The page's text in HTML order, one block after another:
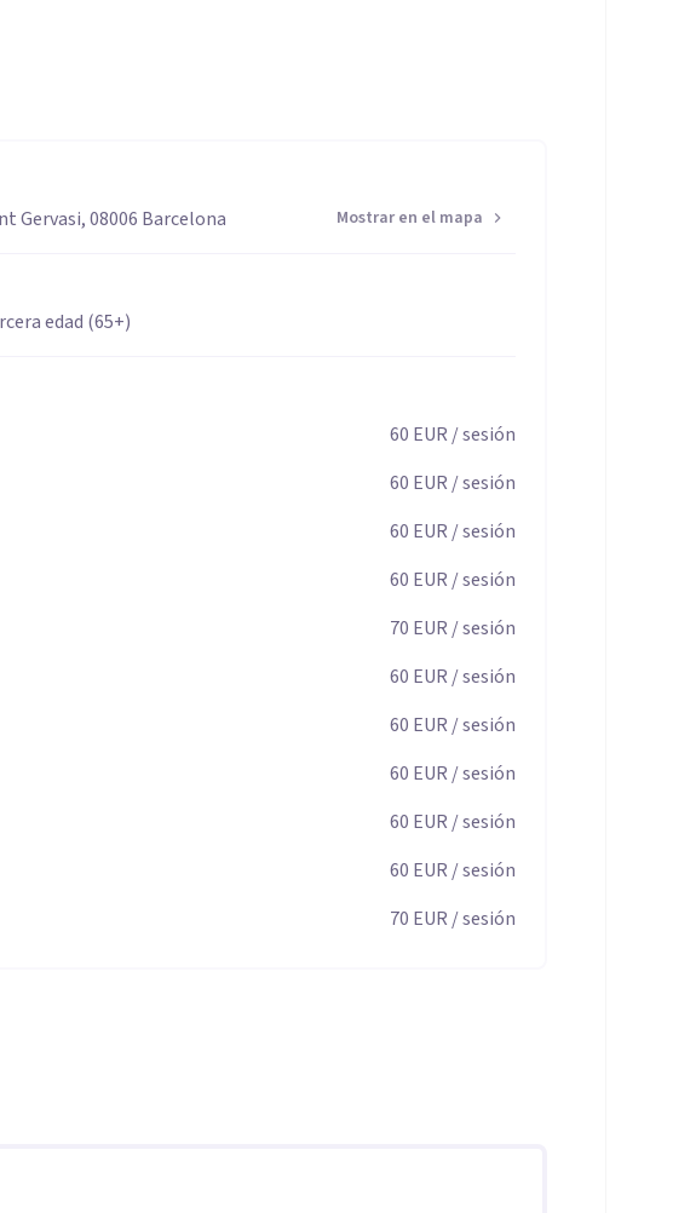
a, hablar con claridad y empezar a cambiar lo que no te está
Gervasi, 08006 Barcelona
Mostrar en el mapa
edad (65+)
60 EUR/ sesión
60 EUR/ sesión
60 EUR/ sesión
60 EUR/ sesión
70 EUR/ sesión
60 EUR/ sesión
60 EUR/ sesión
60 EUR/ sesión
60 EUR/ sesión
60 EUR/ sesión
70 EUR/ sesión